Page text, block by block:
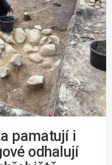
pamatují i
odhalují